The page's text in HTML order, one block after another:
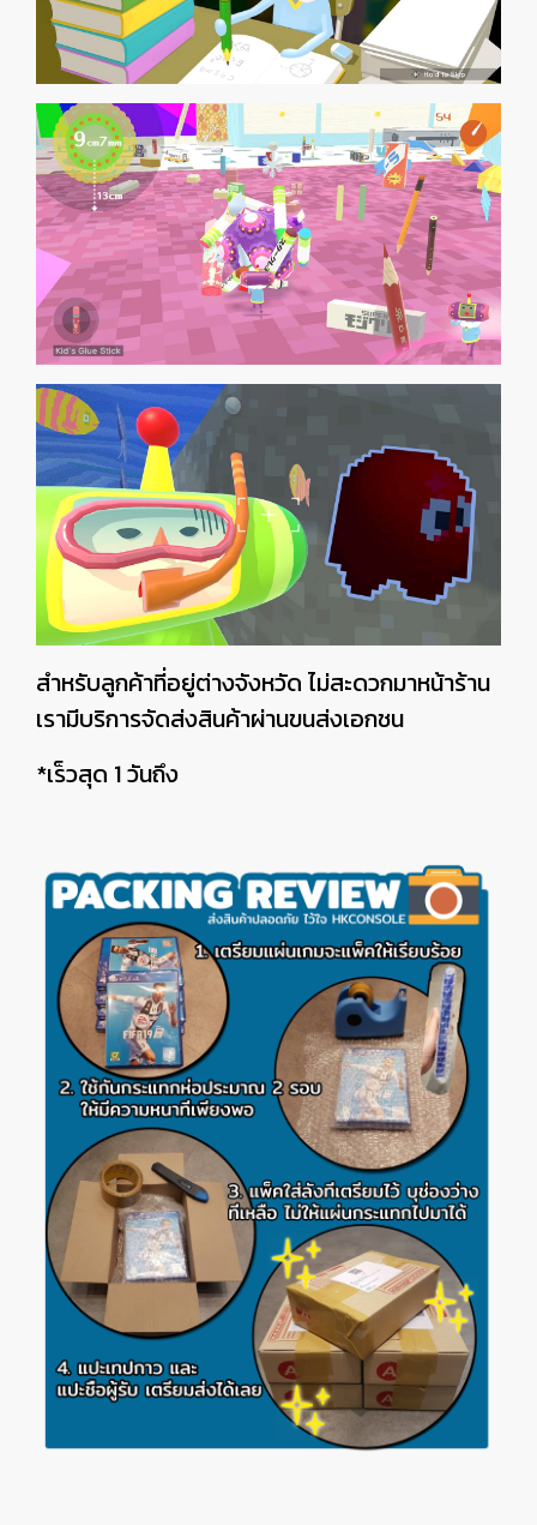
สำหรับลูกค้าที่อยู่ต่างจังหวัด ไม่สะดวกมาหน้าร้าน
เรามีบริการจัดส่งสินค้าผ่านขนส่งเอกชน
*เร็วสุด 1 วันถึง